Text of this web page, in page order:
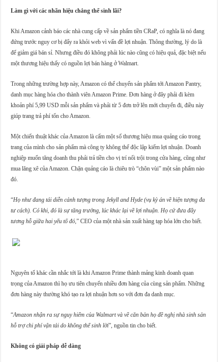
Làm gì với các nhãn hiệu chẳng thể sinh lãi?
Khi Amazon cảnh báo các nhà cung cấp về sản phẩm tiền CRaP, có nghĩa là nó đang
đứng trước nguy cơ bị đẩy ra khỏi web vì vấn đề lợi nhuận. Thông thường, lý do là
để giảm giá bán sỉ. Nhưng điều đó không phải lúc nào cũng có hiệu quả, đặc biệt nếu
một thương hiệu thấy có nguồn lợi bán hàng ở Walmart.
Trong những trường hợp này, Amazon có thể chuyển sản phẩm tới Amazon Pantry,
danh mục hàng hóa cho thành viên Amazon Prime. Đơn hàng ở đây phải đi kèm
khoản phí 5,99 USD mỗi sản phẩm và phải từ 5 đơn trở lên mới chuyển đi, điều này
giúp trang trả phí tổn cho Amazon.
Một chiến thuật khác của Amazon là cấm một số thương hiệu mua quảng cáo trong
trang của mình cho sản phẩm mà công ty không thể độc lập kiếm lợi nhuận. Doanh
nghiệp muốn tăng doanh thu phải trả tiền cho vị trí nổi trội trong cửa hàng, cũng như
mua lăng xê của Amazon. Chặn quảng cáo là chiêu trò “chôn vùi” một sản phẩm nào
đó.
“Họ như đang tái diễn cảnh tượng trong Jekyll and Hyde (vụ kỳ án về hiện tượng đa
tư cách). Có khi, đó là sự tăng trưởng, lúc khác lại về lợi nhuận. Họ cứ đưa đẩy
tương hỗ giữa hai yếu tố đó ,” CEO của một nhà sản xuất hàng tạp hóa lớn cho biết.
Nguyên tố khác cần nhắc tới là khi Amazon Prime thành mảng kinh doanh quan
trọng của Amazon thì họ ưu tiên chuyển nhiều đơn hàng của cùng sản phẩm. Những
đơn hàng này thường khó tạo ra lợi nhuận hơn so với đơn đa danh mục.
“Amazon nhận ra sự nguy hiểm của Walmart và về căn bản họ đề nghị nhà sinh sản
hỗ trợ chi phí vận tải do không thể sinh lời”, nguồn tin cho biết.
Không có giải pháp dễ dàng